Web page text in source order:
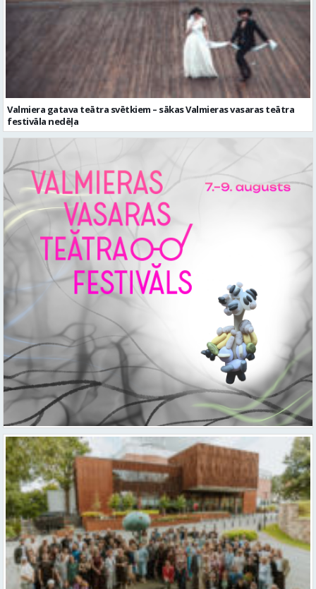
Valmiera gatava teātra svētkiem – sākas Valmieras vasaras teātra
festivāla nedēļa